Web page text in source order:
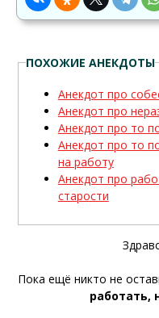
ПОХОЖИЕ АНЕКДОТЫ
Анекдот про
Анекдот про
Анекдот про то
Анекдот про то
на работу
Анекдот про
старости
Пока ещё никто не
работать,